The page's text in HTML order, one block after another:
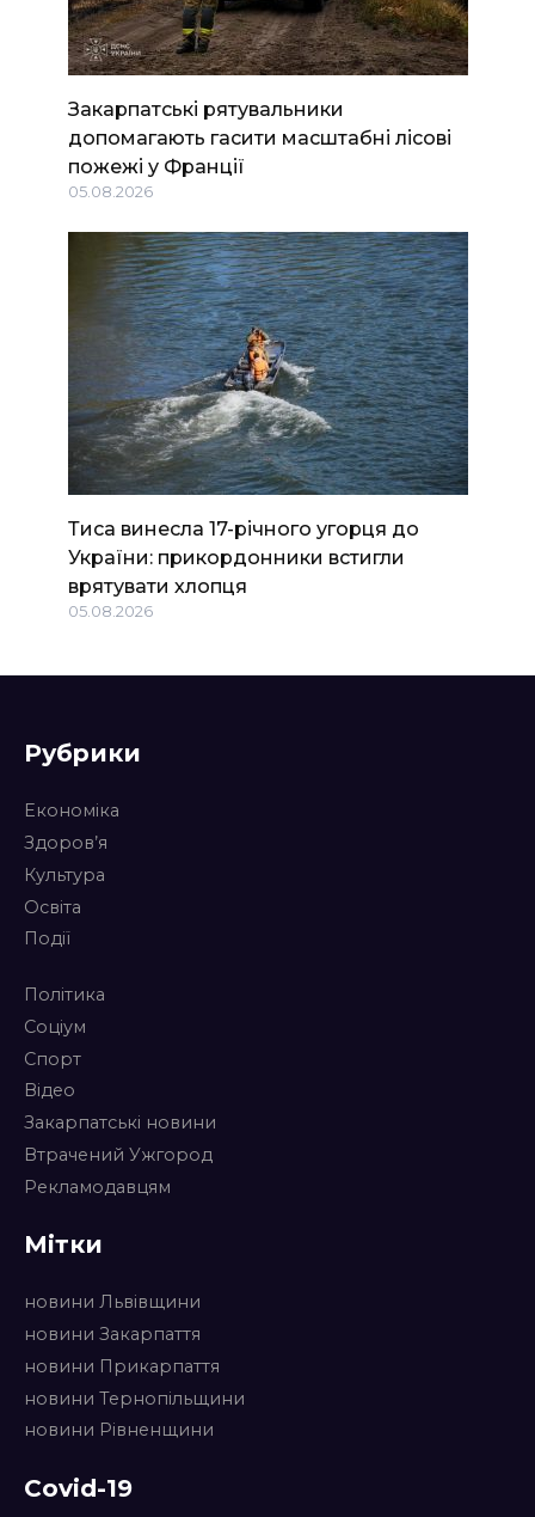
Закарпатські рятувальники
допомагають гасити масштабні лісові
пожежі у Франції
05.08.2026
Тиса винесла 17-річного угорця до
України: прикордонники встигли
врятувати хлопця
05.08.2026
Рубрики
Економіка
Здоров’я
Культура
Освіта
Події
Політика
Соціум
Спорт
Відео
Закарпатські новини
Втрачений Ужгород
Рекламодавцям
Мітки
новини Львівщини
новини Закарпаття
новини Прикарпаття
новини Тернопільщини
новини Рівненщини
Covid-19